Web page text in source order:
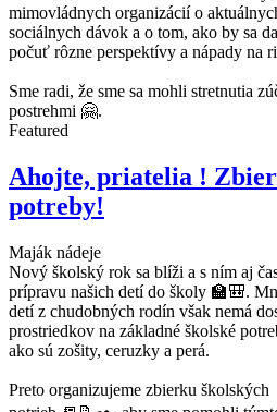
mimovládnych organizácií o
sociálnych dávok a o tom, ako by sa
počuť rôzne perspektívy a nápady na
Sme radi, že sme sa mohli stretnutia
postrehmi 🤗.
Featured
Ahojte, priatelia !
potreby!
Maják nádeje
Nový školský rok sa blíži a s ním aj
prípravu našich detí do školy 🏫🎒.
detí z chudobných rodín však nemá
prostriedkov na základné školské
ako sú zošity, ceruzky a perá.
Preto organizujeme zbierku školských